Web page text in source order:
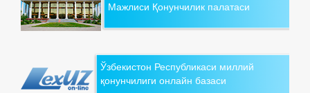
Мажлиси Қонунчилик палатаси
Ўзбекистон Республикаси миллий
қонунчилиги онлайн базаси